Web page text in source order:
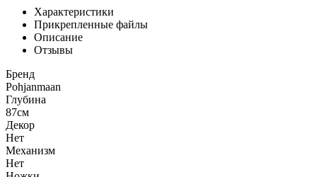
Характеристики
Прикрепленные файлы
Описание
Отзывы
Бренд
Pohjanmaan
Глубина
87см
Декор
Нет
Механизм
Нет